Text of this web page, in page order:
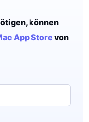
können
App Store von